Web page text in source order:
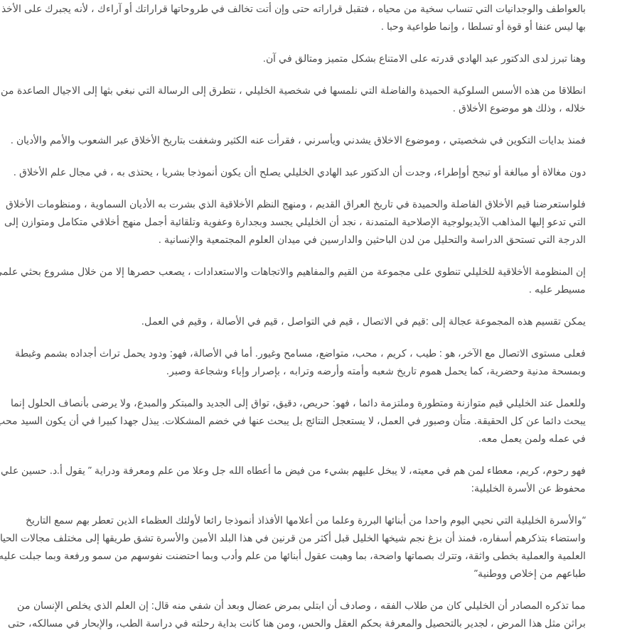
بالعواطف والوجدانيات التي تنساب سخية من محياه ، فتقبل قراراته حتى وإن أتت تخالف في طروحاتها قراراتك أو آراءك ، لأنه يجبرك على الأخذ
بها ليس عنفا أو قوة أو تسلطا ، وإنما طواعية وحبا .
وهنا تبرز لدى الدكتور عبد الهادي قدرته على الامتناع بشكل متميز ومتالق في آن.
انطلاقا من هذه الأسس السلوكية الحميدة والفاضلة التي نلمسها في شخصية الخليلي ، نتطرق إلى الرسالة التي نبغي بثها إلى الاجيال الصاعدة من
خلاله ، وذلك هو موضوع الأخلاق .
فمنذ بدايات التكوين في شخصيتي ، وموضوع الاخلاق يشدني ويأسرني ، فقرأت عنه الكثير وشغفت بتاريخ الأخلاق عبر الشعوب والأمم والأديان .
دون مغالاة أو مبالغة أو تبجح أوإطراء، وجدت أن الدكتور عبد الهادي الخليلي يصلح اأن يكون أنموذجا بشريا ، يحتذى به ، في مجال علم الأخلاق .
فلواستعرضنا قيم الأخلاق الفاضلة والحميدة في تاريخ العراق القديم ، ومنهج النظم الأخلاقية الذي بشرت به الأديان السماوية ، ومنظومات الأخلاق
التي تدعو إليها المذاهب الآيديولوجية الإصلاحية المتمدنة ، نجد أن الخليلي يجسد وبجدارة وعفوية وتلقائية أجمل منهج أخلاقي متكامل ومتوازن إلى
الدرجة التي تستحق الدراسة والتحليل من لدن الباحثين والدارسين في ميدان العلوم المجتمعية والإنسانية .
إن المنظومة الأخلاقية للخليلي تنطوي على مجموعة من القيم والمفاهيم والاتجاهات والاستعدادات ، يصعب حصرها إلا من خلال مشروع بحثي
مسيطر عليه .
يمكن تقسيم هذه المجموعة عجالة إلى :قيم في الاتصال ، قيم في التواصل ، قيم في الأصالة ، وقيم في العمل.
فعلى مستوى الاتصال مع الآخر، هو : طيب ، كريم ، محب، متواضع، مسامح وغيور. أما في الأصالة، فهو: ودود يحمل تراث أجداده بشمم وغبطة
وبمسحة مدنية وحضرية، كما يحمل هموم تاريخ شعبه وأمته وأرضه وترابه ، بإصرار وإباء وشجاعة وصبر.
وللعمل عند الخليلي قيم متوازنة ومتطورة وملتزمة دائما ، فهو: حريص، دقيق، تواق إلى الجديد والمبتكر والمبدع، ولا يرضى بأنصاف الحلول إنما
يبحث دائما عن كل الحقيقة. متأن وصبور في العمل، لا يستعجل النتائج بل يبحث عنها في خضم المشكلات. يبذل جهدا كبيرا في أن يكون السيد
في عمله ولمن يعمل معه.
فهو رحوم، كريم، معطاء لمن هم في معيته، لا يبخل عليهم بشيء من فيض ما أعطاه الله جل وعلا من علم ومعرفة ودراية ” يقول أ.د. حسين علي
محفوظ عن الأسرة الخليلية:
“والأسرة الخليلية التي نحيي اليوم واحدا من أبنائها البررة وعلما من أعلامها الأفذاذ أنموذجا رائعا لأولئك العظماء الذين تعطر بهم سمع التاريخ
واستضاء بتذكرهم أسفاره، فمنذ أن بزغ نجم شيخها الخليل قبل أكثر من قرنين في هذا البلد الأمين والأسرة تشق طريقها إلى مختلف مجالات
العلمية والعملية بخطى واثقة، وتترك بصماتها واضحة، بما وهبت عقول أبنائها من علم وأدب وبما احتضنت نفوسهم من سمو ورفعة وبما جبلت
طباعهم من إخلاص ووطنية”
مما تذكره المصادر أن الخليلي كان من طلاب الفقه ، وصادف أن ابتلي بمرض عضال وبعد أن شفي منه قال: إن العلم الذي يخلص الإنسان من
براثن مثل هذا المرض ، لجدير بالتحصيل والمعرفة بحكم العقل والحس، ومن هنا كانت بداية رحلته في دراسة الطب، والإبحار في مسالكه، حتى